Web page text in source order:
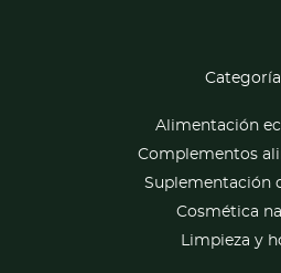
Alimentación
Complementos
Suplementación
Cosmética
Limpieza y